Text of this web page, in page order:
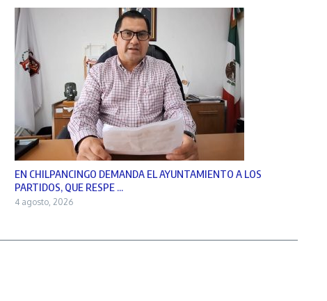
EN CHILPANCINGO DEMANDA EL AYUNTAMIENTO A LOS
PARTIDOS, QUE RESPE ...
4 agosto, 2026